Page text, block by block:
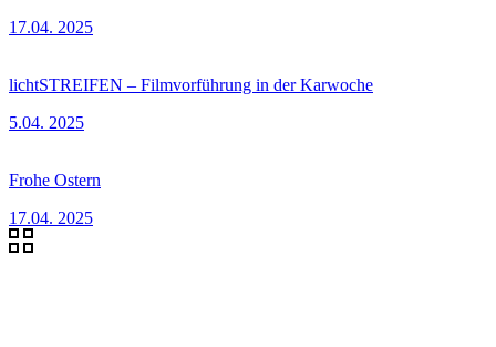
17.04. 2025
lichtSTREIFEN – Filmvorführung in der Karwoche
5.04. 2025
Frohe Ostern
17.04. 2025